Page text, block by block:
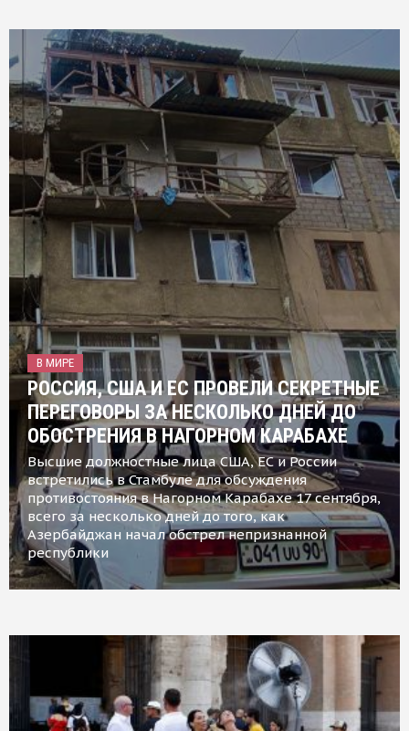
В МИРЕ
РОССИЯ, США И ЕС ПРОВЕЛИ СЕКРЕТНЫЕ
ПЕРЕГОВОРЫ ЗА НЕСКОЛЬКО ДНЕЙ ДО
ОБОСТРЕНИЯ В НАГОРНОМ КАРАБАХЕ
Высшие должностные лица США, ЕС и России
встретились в Стамбуле для обсуждения
противостояния в Нагорном Карабахе 17 сентября,
всего за несколько дней до того, как
Азербайджан начал обстрел непризнанной
республики